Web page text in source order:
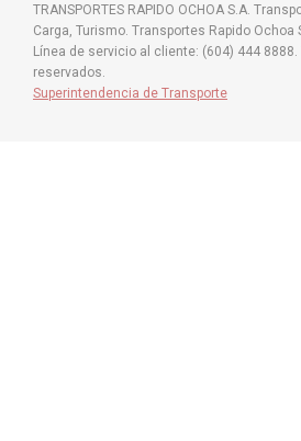
TRANSPORTES RAPIDO OCHOA S.A.
Carga, Turismo. Transportes Rapido Ochoa
Línea de servicio al cliente: (604) 444
reservados.
Superintendencia de Transporte